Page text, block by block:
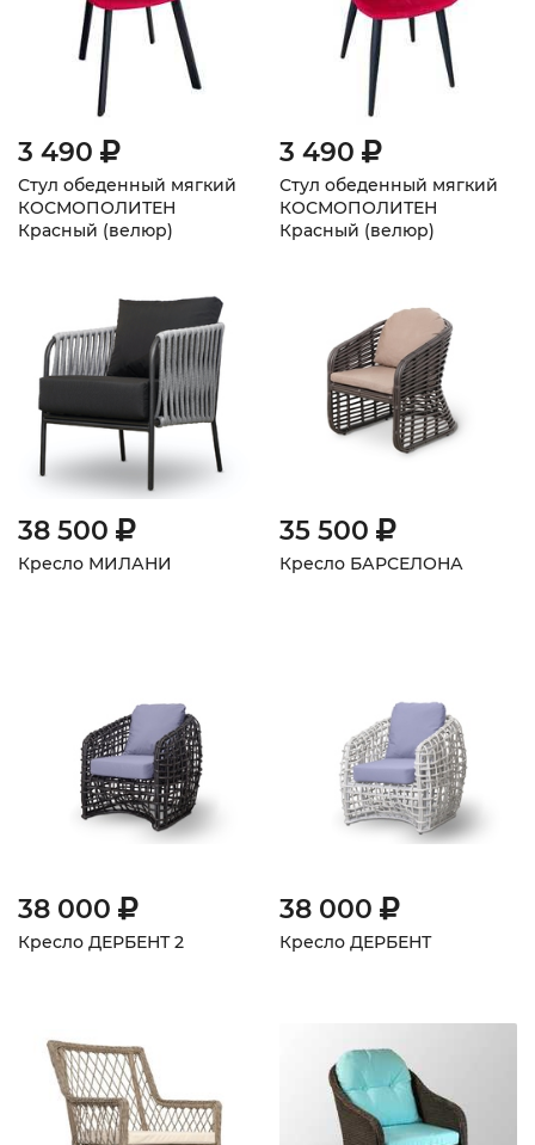
3 490
Стул обеденный мягкий
КОСМОПОЛИТЕН
Красный (велюр)
3 490
Стул обеденный мягкий
КОСМОПОЛИТЕН
Красный (велюр)
38 500
Кресло МИЛАНИ
35 500
Кресло БАРСЕЛОНА
38 000
Кресло ДЕРБЕНТ 2
38 000
Кресло ДЕРБЕНТ